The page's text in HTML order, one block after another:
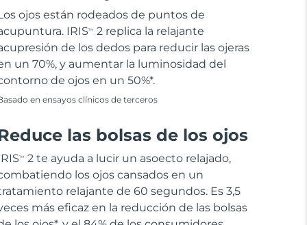
ojos están rodeados de puntos de
IRISTM
2 replica la relajante
de los dedos para reducir las ojeras
un 70%, y aumentar la luminosidad del
de ojos en un 50%*.
en ensayos clínicos de terceros
las bolsas de los ojos
TM
2 te ayuda a lucir un asoecto relajado,
los ojos cansados en un
relajante de 60 segundos. Es 3,5
más eficaz en la reducción de las bolsas